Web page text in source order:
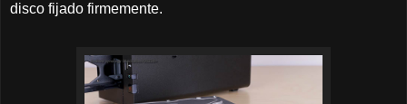
disco fijado firmemente.